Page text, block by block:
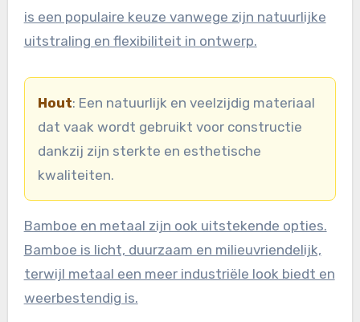
is een populaire keuze vanwege zijn natuurlijke
uitstraling en flexibiliteit in ontwerp.
Hout: Een natuurlijk en veelzijdig materiaal
dat vaak wordt gebruikt voor constructie
dankzij zijn sterkte en esthetische
kwaliteiten.
Bamboe en metaal zijn ook uitstekende opties.
Bamboe is licht, duurzaam en milieuvriendelijk,
terwijl metaal een meer industriële look biedt en
weerbestendig is.